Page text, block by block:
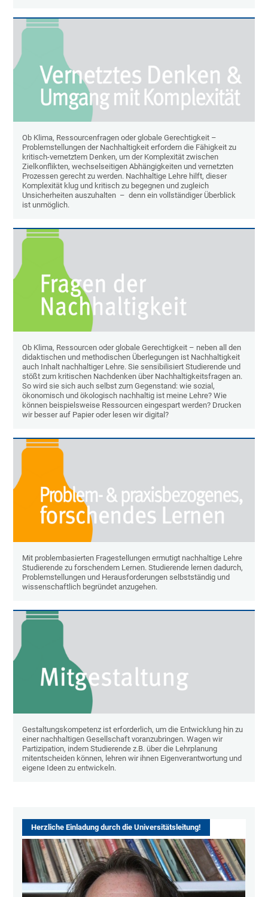
Ob Klima, Ressourcenfragen oder globale Gerechtigkeit –
Problemstellungen der Nachhaltigkeit erfordern die Fähigkeit zu
kritisch-vernetztem Denken, um der Komplexität zwischen
Zielkonflikten, wechselseitigen Abhängigkeiten und vernetzten
Prozessen gerecht zu werden. Nachhaltige Lehre hilft, dieser
Komplexität klug und kritisch zu begegnen und zugleich
Unsicherheiten auszuhalten – denn ein vollständiger Überblick
ist unmöglich.
Ob Klima, Ressourcen oder globale Gerechtigkeit – neben all den
didaktischen und methodischen Überlegungen ist Nachhaltigkeit
auch Inhalt nachhaltiger Lehre. Sie sensibilisiert Studierende und
stößt zum kritischen Nachdenken über Nachhaltigkeitsfragen an.
So wird sie sich auch selbst zum Gegenstand: wie sozial,
ökonomisch und ökologisch nachhaltig ist meine Lehre? Wie
können beispielsweise Ressourcen eingespart werden? Drucken
wir besser auf Papier oder lesen wir digital?
Mit problembasierten Fragestellungen ermutigt nachhaltige Lehre
Studierende zu forschendem Lernen. Studierende lernen dadurch,
Problemstellungen und Herausforderungen selbstständig und
wissenschaftlich begründet anzugehen.
Gestaltungskompetenz ist erforderlich, um die Entwicklung hin zu
einer nachhaltigen Gesellschaft voranzubringen. Wagen wir
Partizipation, indem Studierende z.B. über die Lehrplanung
mitentscheiden können, lehren wir ihnen Eigenverantwortung und
eigene Ideen zu entwickeln.
Herzliche Einladung durch die Universitätsleitung!